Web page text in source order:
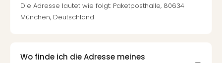
Die Adresse lautet wie folgt: Paketposthalle, 80634
München, Deutschland
Wo finde ich die Adresse meines